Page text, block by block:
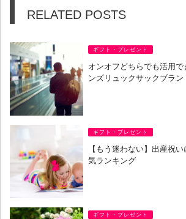
RELATED POSTS
ギフト・プレゼント
オンオフどちらでも活用
ンズリュックサックブラン
ギフト・プレゼント
【もう迷わない】出産祝
気ランキング
ギフト・プレゼント